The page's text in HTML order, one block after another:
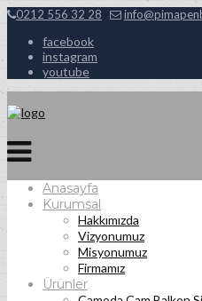
0212 556 32 28
facebook
instagram
youtube
Anasayfa
Kurumsal
Hakkımızda
Vizyonumuz
Misyonumuz
Firmamız
Ürünler